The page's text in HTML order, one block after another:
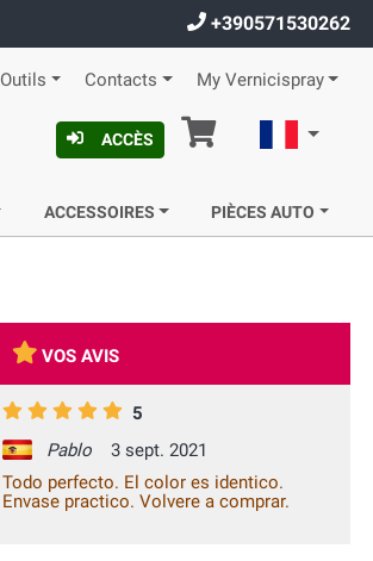
+390571530262
Outils Contacts My Vernicispray
ACCÈS Panier
ACCESSOIRES PIÈCES AUTO
VOS AVIS
5
Pablo
3 sept. 2021
Todo perfecto. El color es identico.
Envase practico. Volvere a comprar.